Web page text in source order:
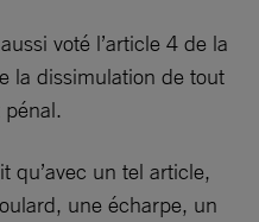
voté l’article 4 de la
la dissimulation de tout
qu’avec un tel article,
une écharpe, un